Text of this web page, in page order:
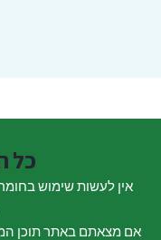
כל
אין לעשות שימוש
אם מצאתם באתר תוכן